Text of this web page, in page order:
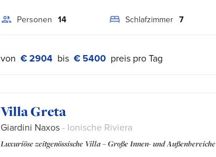
Personen 14 Schlafzimmer 7
von € 2904 bis € 5400 preis pro Tag
Villa Greta
Giardini Naxos- Ionische Riviera
Luxuriöse zeitgenössische Villa – Große Innen- und Außenbereiche